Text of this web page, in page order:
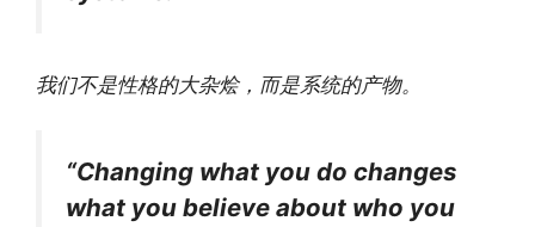
我们不是性格的大杂烩，而是系统的产物。
“Changing what you do changes
what you believe about who you